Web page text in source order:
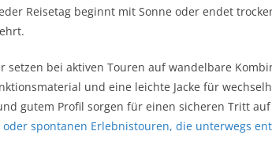
Reisetag beginnt mit Sonne oder endet
setzen bei aktiven Touren auf wandelbare
und eine leichte Jacke für
gutem Profil sorgen für einen sicheren Tritt
oder spontanen Erlebnistouren, die unterwegs